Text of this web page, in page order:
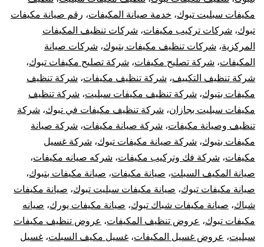
مكيفات سبليت تبوك، خدمة صيانة المكيفات، رقم صيانة مكيفات
تبوك، شركات تركيب مكيفات، شركات تنظيف المكيفات
المركزية، شركات تنظيف مكيفات بتبوك، شركات صيانة
المكيفات، شركة تصليح مكيفات، شركة تصليح مكيفات تبوك،
شركة تنظيف التكييف، شركة تنظيف مكيفات، شركة تنظيف
مكيفات بتبوك، شركة تنظيف مكيفات سبليت، شركة تنظيف
مكيفات سبليت بجازان، شركة تنظيف مكيفات في تبوك، شركة
تنظيف وصيانة مكيفات، شركة صيانة مكيفات، شركة صيانة
مكيفات بتبوك، شركة صيانة مكيفات تبوك، شركة غسيل
مكيفات، شركة فك وتركيب مكيفات، شركه صيانه مكيفات،
صيانة المكيف السبلت، صيانة مكيفات، صيانة مكيفات بتبوك،
صيانة مكيفات تبوك، صيانة مكيفات سبليت تبوك، صيانة مكيفات
شباك، صيانة مكيفات شباك تبوك، صيانة مكيفات يورك، صيانه
مكيفات تبوك، عروض تنظيف المكيفات، عروض تنظيف مكيفات
سبليت، عروض غسيل المكيفات، غسيل مكيف السبلت، غسيل